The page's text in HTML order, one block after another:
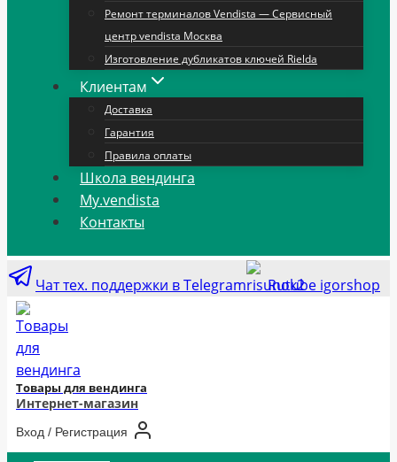
Ремонт терминалов Vendista — Сервисный
центр vendista Москва
Изготовление дубликатов ключей Rielda
Клиентам
Доставка
Гарантия
Правила оплаты
Школа вендинга
My.vendista
Контакты
Чат тех. поддержки в Telegram Rutube igorshop
Товары для вендинга
Интернет-магазин
Вход / Регистрация